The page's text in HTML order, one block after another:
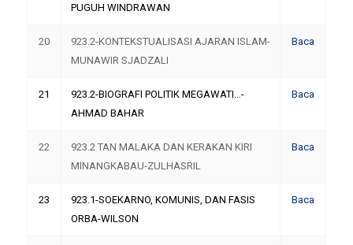
PUGUH WINDRAWAN
20
923.2-KONTEKSTUALISASI AJARAN ISLAM-
MUNAWIR SJADZALI
Baca
21
923.2-BIOGRAFI POLITIK MEGAWATI…-
AHMAD BAHAR
Baca
22
923.2 TAN MALAKA DAN KERAKAN KIRI
MINANGKABAU-ZULHASRIL
Baca
23
923.1-SOEKARNO, KOMUNIS, DAN FASIS
ORBA-WILSON
Baca